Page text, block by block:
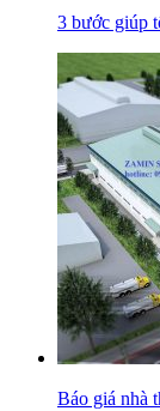
3 bước giúp
Báo giá nhà